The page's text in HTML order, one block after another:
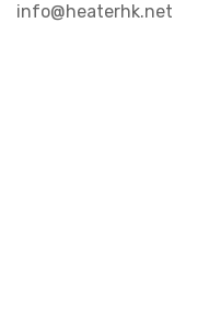
info@heaterhk.net